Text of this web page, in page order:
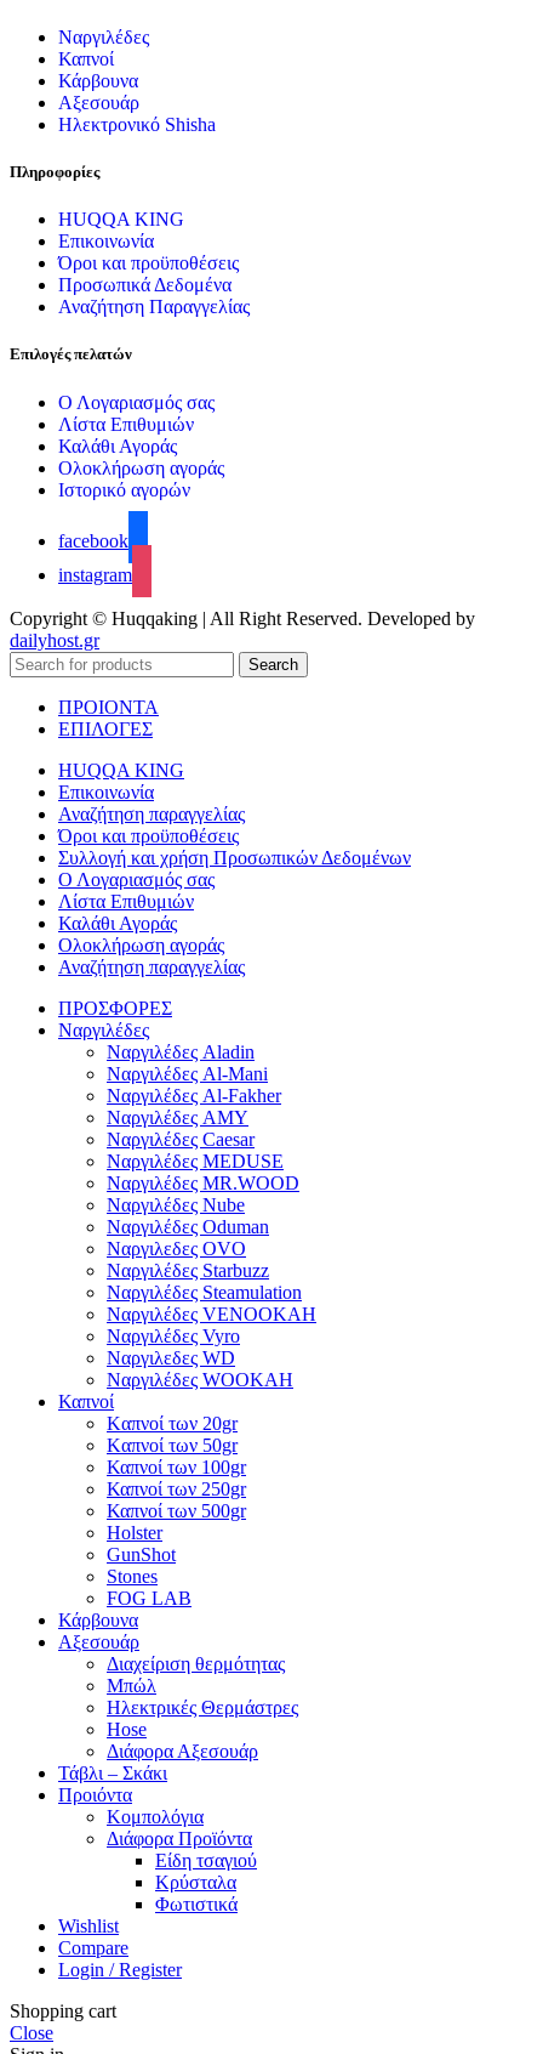
Ναργιλέδες
Καπνοί
Κάρβουνα
Αξεσουάρ
Ηλεκτρονικό Shisha
Πληροφορίες
HUQQA KING
Επικοινωνία
Όροι και προϋποθέσεις
Προσωπικά Δεδομένα
Αναζήτηση Παραγγελίας
Επιλογές πελατών
Ο Λογαριασμός σας
Λίστα Επιθυμιών
Καλάθι Αγοράς
Ολοκλήρωση αγοράς
Ιστορικό αγορών
facebook
instagram
Copyright © Huqqaking | All Right Reserved. Developed by
dailyhost.gr
Search
ΠΡΟΙΟΝΤΑ
ΕΠΙΛΟΓΕΣ
HUQQA KING
Επικοινωνία
Αναζήτηση παραγγελίας
Όροι και προϋποθέσεις
Συλλογή και χρήση Προσωπικών Δεδομένων
Ο Λογαριασμός σας
Λίστα Επιθυμιών
Καλάθι Αγοράς
Ολοκλήρωση αγοράς
Αναζήτηση παραγγελίας
ΠΡΟΣΦΟΡΕΣ
Ναργιλέδες
Ναργιλέδες Aladin
Ναργιλέδες Al-Mani
Ναργιλέδες Al-Fakher
Ναργιλέδες AΜΥ
Ναργιλέδες Caesar
Ναργιλέδες MEDUSE
Ναργιλέδες MR.WOOD
Ναργιλέδες Nube
Ναργιλέδες Oduman
Ναργιλεδες OVO
Ναργιλέδες Starbuzz
Ναργιλέδες Steamulation
Ναργιλέδες VENOOKAH
Ναργιλέδες Vyro
Ναργιλεδες WD
Ναργιλέδες WOOKAH
Καπνοί
Kαπνοί των 20gr
Kαπνοί των 50gr
Καπνοί των 100gr
Καπνοί των 250gr
Καπνοί των 500gr
Holster
GunShot
Stones
FOG LAB
Κάρβουνα
Αξεσουάρ
Διαχείριση θερμότητας
Μπώλ
Ηλεκτρικές Θερμάστρες
Hose
Διάφορα Αξεσουάρ
Τάβλι – Σκάκι
Προιόντα
Κομπολόγια
Διάφορα Προϊόντα
Είδη τσαγιού
Κρύσταλα
Φωτιστικά
Wishlist
Compare
Login / Register
Shopping cart
Close